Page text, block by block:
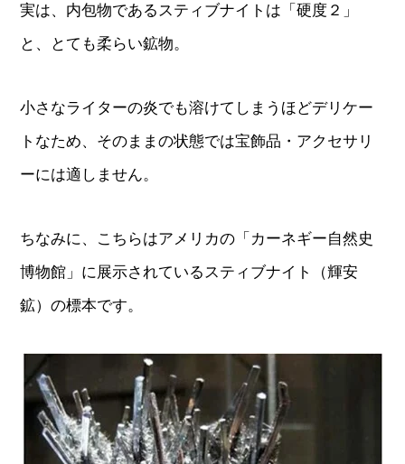
実は、内包物であるスティブナイトは「硬度２」
と、とても柔らい鉱物。
小さなライターの炎でも溶けてしまうほどデリケー
トなため、そのままの状態では宝飾品・アクセサリ
ーには適しません。
ちなみに、こちらはアメリカの「カーネギー自然史
博物館」に展示されているスティブナイト（輝安
鉱）の標本です。